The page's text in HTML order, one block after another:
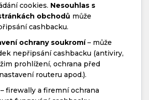
cookies. Nesouhlas s
obchodů může
cashbacku.
ochrany soukromí– může
nepřipsání cashbacku (antiviry,
prohlížení, ochrana před
routeru apod.).
– firewally a firemní ochrana